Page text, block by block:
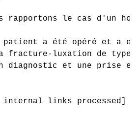
rapportons le cas d'un
a été opéré et a eu
fracture-luxation de type
diagnostic et une prise